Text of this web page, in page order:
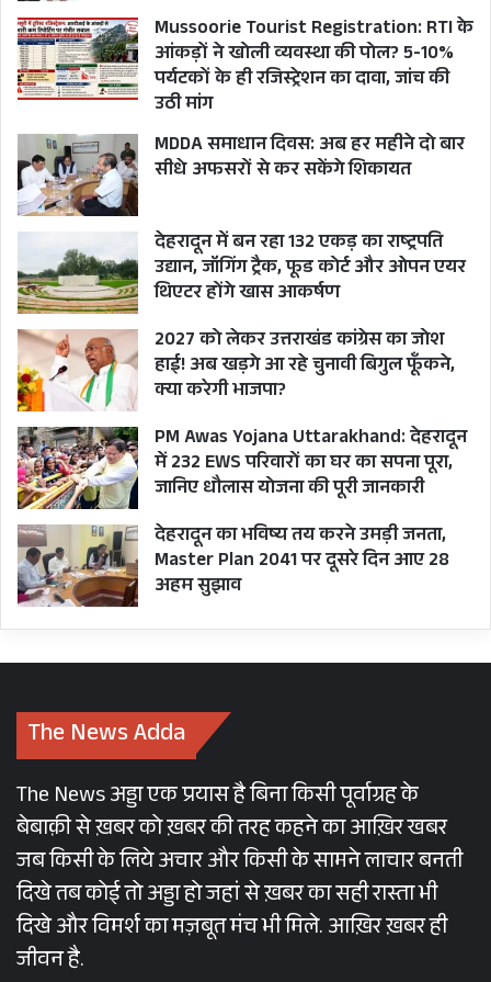
Mussoorie Tourist Registration: RTI के
आंकड़ों ने खोली व्यवस्था की पोल? 5-10%
पर्यटकों के ही रजिस्ट्रेशन का दावा, जांच की
उठी मांग
MDDA समाधान दिवस: अब हर महीने दो बार
सीधे अफसरों से कर सकेंगे शिकायत
देहरादून में बन रहा 132 एकड़ का राष्ट्रपति
उद्यान, जॉगिंग ट्रैक, फूड कोर्ट और ओपन एयर
थिएटर होंगे खास आकर्षण
2027 को लेकर उत्तराखंड कांग्रेस का जोश
हाई! अब खड़गे आ रहे चुनावी बिगुल फूँकने,
क्या करेगी भाजपा?
PM Awas Yojana Uttarakhand: देहरादून
में 232 EWS परिवारों का घर का सपना पूरा,
जानिए धौलास योजना की पूरी जानकारी
देहरादून का भविष्य तय करने उमड़ी जनता,
Master Plan 2041 पर दूसरे दिन आए 28
अहम सुझाव
The News Adda
The News अड्डा एक प्रयास है बिना किसी पूर्वाग्रह के
बेबाक़ी से ख़बर को ख़बर की तरह कहने का आख़िर खबर
जब किसी के लिये अचार और किसी के सामने लाचार बनती
दिखे तब कोई तो अड्डा हो जहां से ख़बर का सही रास्ता भी
दिखे और विमर्श का मज़बूत मंच भी मिले. आख़िर ख़बर ही
जीवन है.